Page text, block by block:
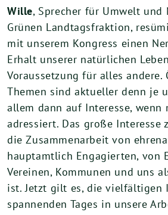
Wille, Sprecher für Umwelt und
Grünen Landtagsfraktion,
mit unserem Kongress einen
Erhalt unserer natürlichen
Voraussetzung für alles andere.
Themen sind aktueller denn je
allem dann auf Interesse, wenn
adressiert. Das große Interesse
die Zusammenarbeit von
hauptamtlich Engagierten, von
Vereinen, Kommunen und uns
ist. Jetzt gilt es, die vielfältigen
spannenden Tages in unsere